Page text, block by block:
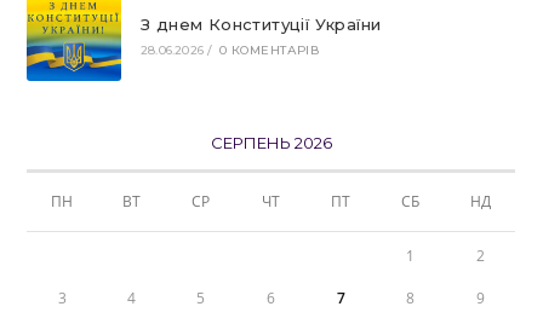
З днем Конституції України
28.06.2026 / 0 КОМЕНТАРІВ
СЕРПЕНЬ 2026
ПН ВТ СР ЧТ ПТ СБ НД
1 2
3 4 5 6 7 8 9